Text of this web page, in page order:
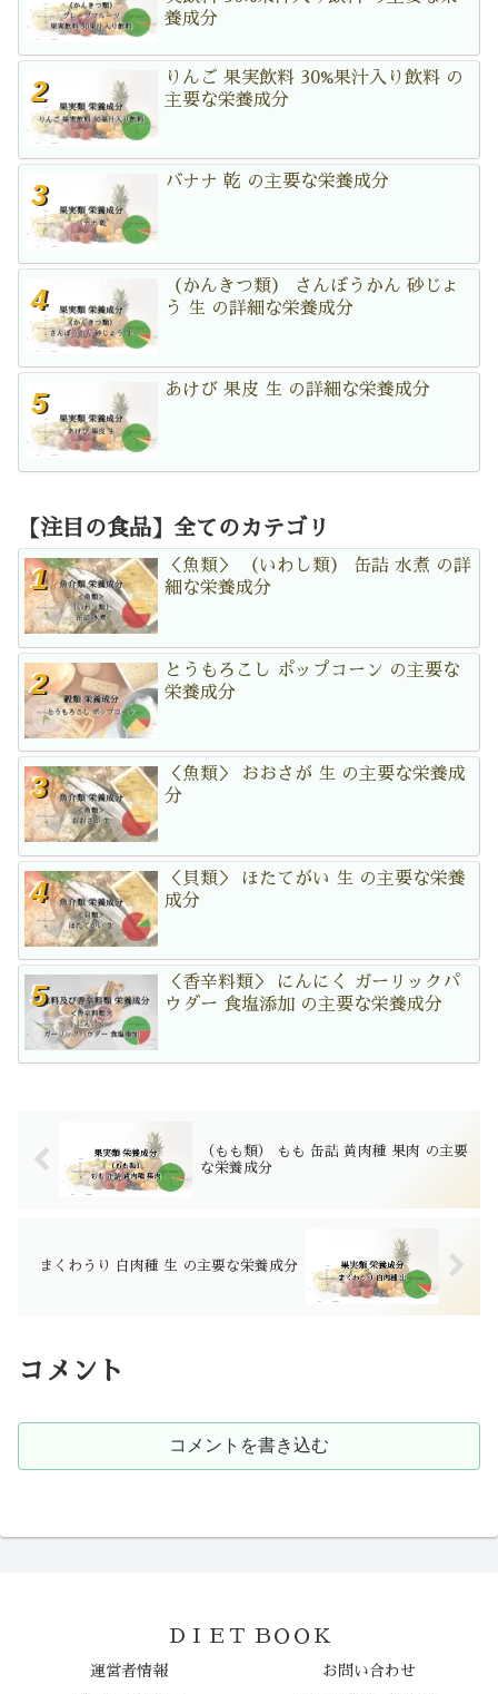
養成分
りんご 果実飲料 30%果汁入り飲料 の
主要な栄養成分
バナナ 乾 の主要な栄養成分
（かんきつ類） さんぼうかん 砂じょ
う 生 の詳細な栄養成分
あけび 果皮 生 の詳細な栄養成分
【注目の食品】全てのカテゴリ
＜魚類＞ （いわし類） 缶詰 水煮 の詳
細な栄養成分
とうもろこし ポップコーン の主要な
栄養成分
＜魚類＞ おおさが 生 の主要な栄養成
分
＜貝類＞ ほたてがい 生 の主要な栄養
成分
＜香辛料類＞ にんにく ガーリックパ
ウダー 食塩添加 の主要な栄養成分
（もも類） もも 缶詰 黄肉種 果肉 の主要
な栄養成分
まくわうり 白肉種 生 の主要な栄養成分
コメント
コメントを書き込む
ＤＩＥＴ ＢＯＯＫ
運営者情報 お問い合わせ